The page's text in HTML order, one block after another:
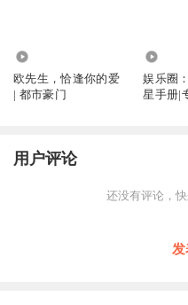
欧先生，恰逢你的爱
| 都市豪门
娱乐圈
星手册|
用户评论
还没有评论，
发